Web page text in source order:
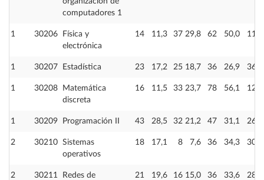
computadores 1
1 30206
Física y
electrónica
14 11,3 37 29,8 62 50,0 11
1 30207 Estadística 23 17,2 25 18,7 36 26,9 36
1 30208
Matemática
discreta
16 11,5 33 23,7 78 56,1 12
1 30209 Programación II 43 28,5 32 21,2 47 31,1 26
2 30210 Sistemas
operativos
18 17,1 8 7,6 36 34,3 30
2 30211
Redes de
21 19,6 16 15,0 36 33,6 28